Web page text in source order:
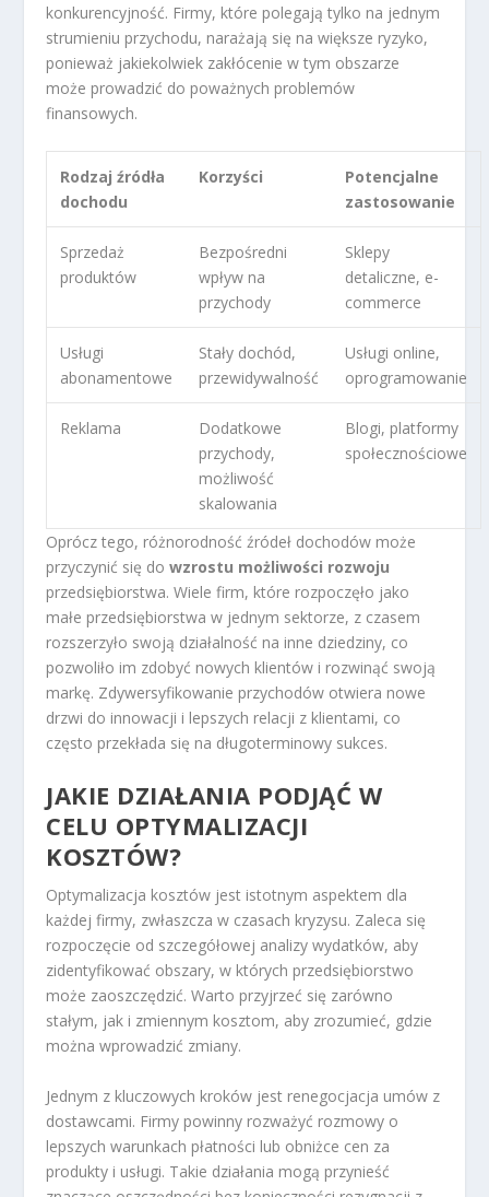
konkurencyjność. Firmy, które polegają tylko na jednym
strumieniu przychodu, narażają się na większe ryzyko,
ponieważ jakiekolwiek zakłócenie w tym obszarze
może prowadzić do poważnych problemów
finansowych.
Rodzaj źródła
dochodu
Korzyści
Potencjalne
zastosowanie
Sprzedaż
produktów
Bezpośredni
wpływ na
przychody
Sklepy
detaliczne, e-
commerce
Usługi
abonamentowe
Stały dochód,
przewidywalność
Usługi online,
oprogramowanie
Reklama
Dodatkowe
przychody,
możliwość
skalowania
Blogi, platformy
społecznościowe
Oprócz tego, różnorodność źródeł dochodów może
przyczynić się dowzrostu możliwości rozwoju
przedsiębiorstwa. Wiele firm, które rozpoczęło jako
małe przedsiębiorstwa w jednym sektorze, z czasem
rozszerzyło swoją działalność na inne dziedziny, co
pozwoliło im zdobyć nowych klientów i rozwinąć swoją
markę. Zdywersyfikowanie przychodów otwiera nowe
drzwi do innowacji i lepszych relacji z klientami, co
często przekłada się na długoterminowy sukces.
JAKIE DZIAŁANIA PODJĄĆ W
CELU OPTYMALIZACJI
KOSZTÓW?
Optymalizacja kosztów jest istotnym aspektem dla
każdej firmy, zwłaszcza w czasach kryzysu. Zaleca się
rozpoczęcie od szczegółowej analizy wydatków, aby
zidentyfikować obszary, w których przedsiębiorstwo
może zaoszczędzić. Warto przyjrzeć się zarówno
stałym, jak i zmiennym kosztom, aby zrozumieć, gdzie
można wprowadzić zmiany.
Jednym z kluczowych kroków jest renegocjacja umów z
dostawcami. Firmy powinny rozważyć rozmowy o
lepszych warunkach płatności lub obniżce cen za
produkty i usługi. Takie działania mogą przynieść